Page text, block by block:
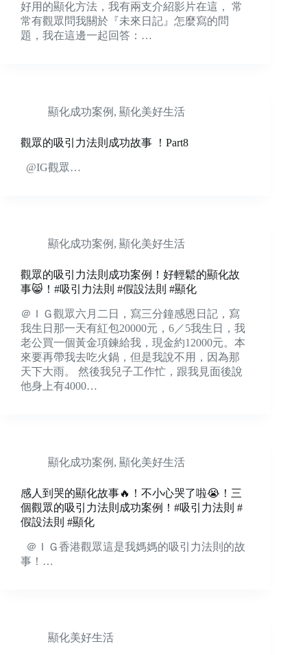
好用的顯化方法，我有兩支介紹影片在這， 常
常有觀眾問我關於『未來日記』怎麼寫的問
題，我在這邊一起回答：…
顯化成功案例 , 顯化美好生活
觀眾的吸引力法則成功故事 ！Part8
@IG觀眾…
顯化成功案例 , 顯化美好生活
觀眾的吸引力法則成功案例！好輕鬆的顯化故
事😸！#吸引力法則 #假設法則 #顯化
＠ＩＧ觀眾六月二日，寫三分鐘感恩日記，寫
我生日那一天有紅包20000元，6／5我生日，我
老公買一個黃金項鍊給我，現金約12000元。本
來要再帶我去吃火鍋，但是我說不用，因為那
天下大雨。 然後我兒子工作忙，跟我見面後說
他身上有4000…
顯化成功案例 , 顯化美好生活
感人到哭的顯化故事🔥！不小心哭了啦😭！三
個觀眾的吸引力法則成功案例！#吸引力法則 #
假設法則 #顯化
＠ＩＧ香港觀眾這是我媽媽的吸引力法則的故
事！…
顯化美好生活